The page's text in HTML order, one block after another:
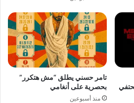
تامر حسني يطلق “مش هتكرر”
بحصرية على أنغامي
منذ أسبوعين